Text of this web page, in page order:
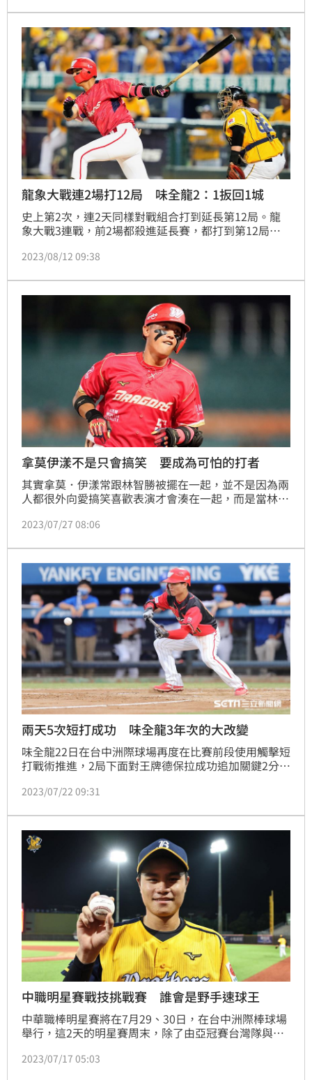
龍象大戰連2場打12局 味全龍2：1扳回1城
史上第2次，連2天同樣對戰組合打到延長第12局。龍
象大戰3連戰，前2場都殺進延長賽，都打到第12局。
味全龍12局上半，1出局二、三壘有人，拿莫．伊漾敲
中止最近的3連敗，中信兄弟輸球後也從下半季第1掉到
第4名。
2023/08/12 09:38
拿莫伊漾不是只會搞笑 要成為可怕的打者
其實拿莫．伊漾常跟林智勝被擺在一起，並不是因為兩
人都很外向愛搞笑喜歡表演才會湊在一起，而是當林智
同一組同進退，泰山覺得，拿莫與智勝都是屬於好勝心
伊漾可以從林智勝的身上看到自己，看到他能學習的地
方。
2023/07/27 08:06
兩天5次短打成功 味全龍3年次的大改變
味全龍22日在台中洲際球場再度在比賽前段使用觸擊短
打戰術推進，2局下面對王牌德保拉成功追加關鍵2分，
很大改變，龍隊今年至今是短打成功率最高球隊，戰術
者蕭保祥／台北報導）
2023/07/22 09:31
中職明星賽戰技挑戰賽 誰會是野手速球王
中華職棒明星賽將在7月29、30日，在台中洲際棒球場
舉行，這2天的明星賽周末，除了由亞冠賽台灣隊與明
中職也在17日公佈競技及趣味並陳的戰技挑戰賽參賽名
2023/07/17 05:03